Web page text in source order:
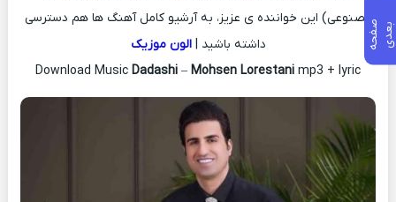
مصنوعی) این خواننده ی عزیز، به آرشیو کامل آهنگ ها هم دسترسی
داشته باشید |الون موزیک
Download Music Dadashi – Mohsen Lorestani mp3 + lyric
ص
ف
ح
ه ب ع
د ی